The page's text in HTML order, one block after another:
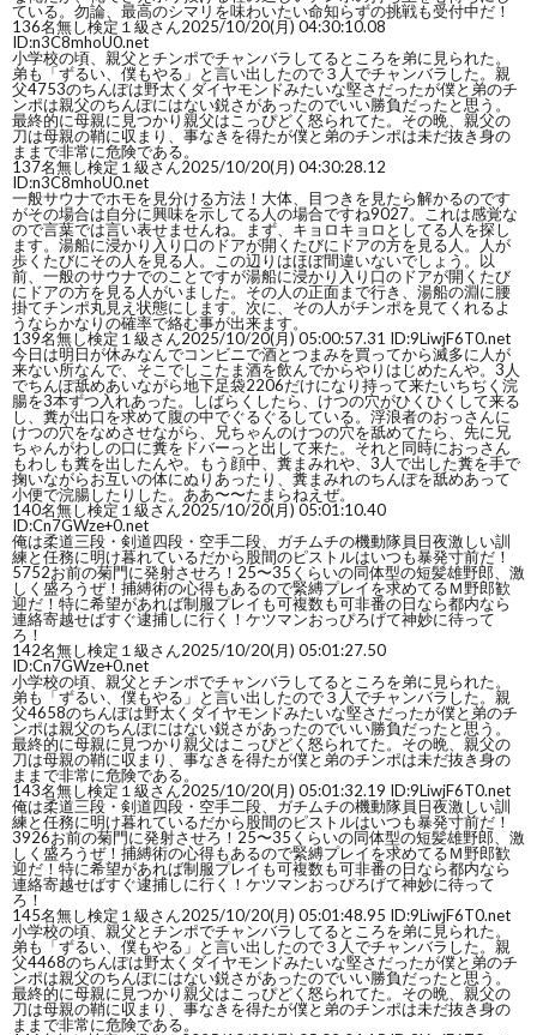
ている。勿論、最高のシマリを味わいたい命知らずの挑戦も受付中だ！
136名無し検定１級さん2025/10/20(月) 04:30:10.08
ID:n3C8mhoU0.net
小学校の頃、親父とチンポでチャンバラしてるところを弟に見られた。
弟も「ずるい、僕もやる」と言い出したので３人でチャンバラした。親
父4753のちんぽは野太くダイヤモンドみたいな堅さだったが僕と弟のチ
ンポは親父のちんぽにはない鋭さがあったのでいい勝負だったと思う。
最終的に母親に見つかり親父はこっぴどく怒られてた。その晩、親父の
刀は母親の鞘に収まり、事なきを得たが僕と弟のチンポは未だ抜き身の
ままで非常に危険である。
137名無し検定１級さん2025/10/20(月) 04:30:28.12
ID:n3C8mhoU0.net
一般サウナでホモを見分ける方法！大体、目つきを見たら解かるのです
がその場合は自分に興味を示してる人の場合ですね9027。これは感覚な
ので言葉では言い表せませんね。まず、キョロキョロとしてる人を探し
ます。湯船に浸かり入り口のドアが開くたびにドアの方を見る人。人が
歩くたびにその人を見る人。この辺りはほぼ間違いないでしょう。以
前、一般のサウナでのことですが湯船に浸かり入り口のドアが開くたび
にドアの方を見る人がいました。その人の正面まで行き、湯船の淵に腰
掛てチンポ丸見え状態にします。次に、その人がチンポを見てくれるよ
うならかなりの確率で絡む事が出来ます。
139名無し検定１級さん2025/10/20(月) 05:00:57.31 ID:9LiwjF6T0.net
今日は明日が休みなんでコンビニで酒とつまみを買ってから滅多に人が
来ない所なんで、そこでしこたま酒を飲んでからやりはじめたんや。3人
でちんぽ舐めあいながら地下足袋2206だけになり持って来たいちぢく浣
腸を3本ずつ入れあった。しばらくしたら、けつの穴がひくひくして来る
し、糞が出口を求めて腹の中でぐるぐるしている。浮浪者のおっさんに
けつの穴をなめさせながら、兄ちゃんのけつの穴を舐めてたら、先に兄
ちゃんがわしの口に糞をドバーっと出して来た。それと同時におっさん
もわしも糞を出したんや。もう顔中、糞まみれや、3人で出した糞を手で
掬いながらお互いの体にぬりあったり、糞まみれのちんぽを舐めあって
小便で浣腸したりした。ああ〜〜たまらねえぜ。
140名無し検定１級さん2025/10/20(月) 05:01:10.40
ID:Cn7GWze+0.net
俺は柔道三段・剣道四段・空手二段、ガチムチの機動隊員日夜激しい訓
練と任務に明け暮れているだから股間のピストルはいつも暴発寸前だ！
5752お前の菊門に発射させろ！25〜35くらいの同体型の短髪雄野郎、激
しく盛ろうぜ！捕縛術の心得もあるので緊縛プレイを求めてるＭ野郎歓
迎だ！特に希望があれば制服プレイも可複数も可非番の日なら都内なら
連絡寄越せばすぐ逮捕しに行く！ケツマンおっぴろげて神妙に待って
ろ！
142名無し検定１級さん2025/10/20(月) 05:01:27.50
ID:Cn7GWze+0.net
小学校の頃、親父とチンポでチャンバラしてるところを弟に見られた。
弟も「ずるい、僕もやる」と言い出したので３人でチャンバラした。親
父4658のちんぽは野太くダイヤモンドみたいな堅さだったが僕と弟のチ
ンポは親父のちんぽにはない鋭さがあったのでいい勝負だったと思う。
最終的に母親に見つかり親父はこっぴどく怒られてた。その晩、親父の
刀は母親の鞘に収まり、事なきを得たが僕と弟のチンポは未だ抜き身の
ままで非常に危険である。
143名無し検定１級さん2025/10/20(月) 05:01:32.19 ID:9LiwjF6T0.net
俺は柔道三段・剣道四段・空手二段、ガチムチの機動隊員日夜激しい訓
練と任務に明け暮れているだから股間のピストルはいつも暴発寸前だ！
3926お前の菊門に発射させろ！25〜35くらいの同体型の短髪雄野郎、激
しく盛ろうぜ！捕縛術の心得もあるので緊縛プレイを求めてるＭ野郎歓
迎だ！特に希望があれば制服プレイも可複数も可非番の日なら都内なら
連絡寄越せばすぐ逮捕しに行く！ケツマンおっぴろげて神妙に待って
ろ！
145名無し検定１級さん2025/10/20(月) 05:01:48.95 ID:9LiwjF6T0.net
小学校の頃、親父とチンポでチャンバラしてるところを弟に見られた。
弟も「ずるい、僕もやる」と言い出したので３人でチャンバラした。親
父4468のちんぽは野太くダイヤモンドみたいな堅さだったが僕と弟のチ
ンポは親父のちんぽにはない鋭さがあったのでいい勝負だったと思う。
最終的に母親に見つかり親父はこっぴどく怒られてた。その晩、親父の
刀は母親の鞘に収まり、事なきを得たが僕と弟のチンポは未だ抜き身の
ままで非常に危険である。